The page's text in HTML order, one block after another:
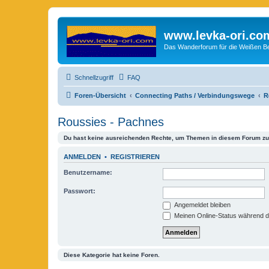
www.levka-
Das Wanderforum für die Weißen
Schnellzugriff FAQ
Foren-Übersicht Connecting Paths / Verbindungswege
Roussies - Pachnes
Du hast keine ausreichenden Rechte, um Themen in diesem Forum
ANMELDEN • REGISTRIEREN
Benutzername:
Passwort:
Angemeldet bleiben
Meinen Online-Status während
Diese Kategorie hat keine Foren.